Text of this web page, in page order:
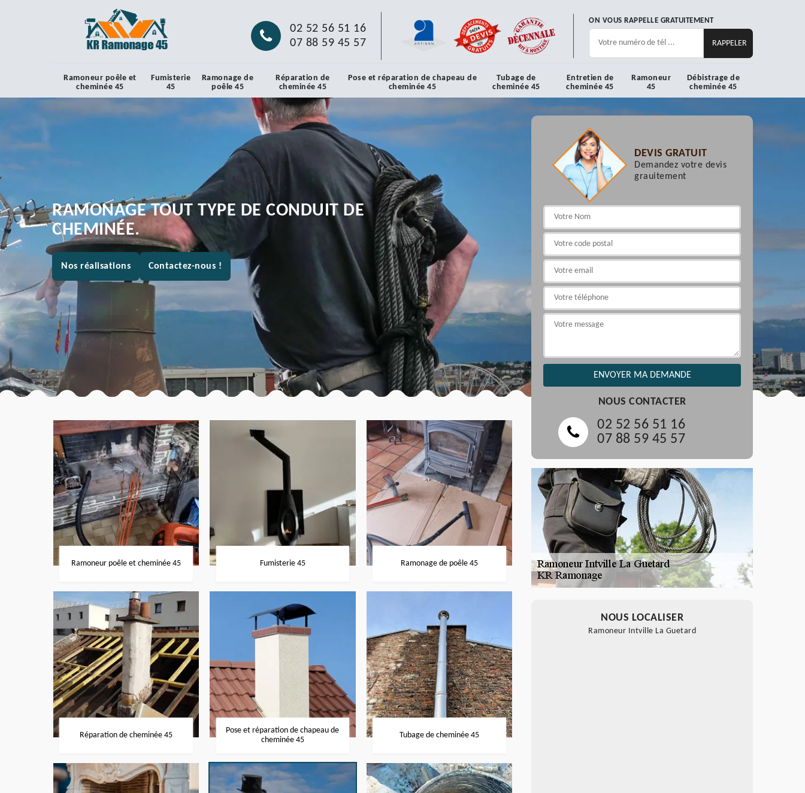
02 52 56 51 16
07 88 59 45 57
ON VOUS RAPPELLE GRATUITEMENT
Ramoneur poêle et
cheminée 45
Fumisterie
45
Ramonage de
poêle 45
Réparation de
cheminée 45
Pose et réparation de chapeau de
cheminée 45
Tubage de
cheminée 45
Entretien de
cheminée 45
Ramoneur
45
Débistrage de
cheminée 45
RAMONAGE TOUT TYPE DE CONDUIT DE
CHEMINÉE.
Nos réalisations Contactez-nous !
Ramoneur poêle et cheminée 45 Fumisterie 45 Ramonage de poêle 45
Réparation de cheminée 45
Pose et réparation de chapeau de
cheminée 45
Tubage de cheminée 45
DEVIS GRATUIT
Demandez votre devis
grauitement
NOUS CONTACTER
02 52 56 51 16
07 88 59 45 57
NOUS LOCALISER
Ramoneur Intville La Guetard